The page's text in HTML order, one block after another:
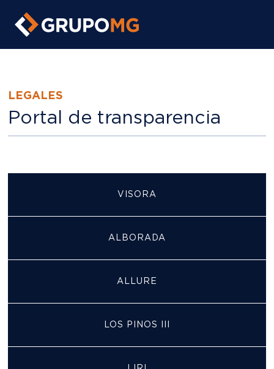
LEGALES
Portal de transparencia
VISORA
ALBORADA
ALLURE
LOS PINOS III